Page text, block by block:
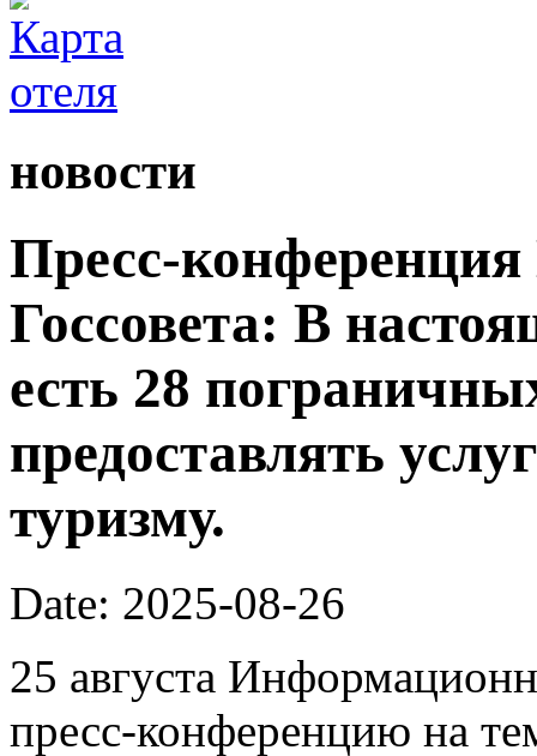
новости
Пресс-
Госсовета: В
есть 28
предоставлять
туризму.
Date: 2025-08-26
25 августа
пресс-конференцию на